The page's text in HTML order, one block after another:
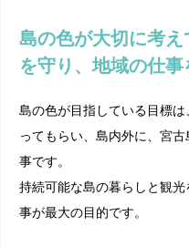
島の色が大切に考
を守り、地域の仕事
島の色が目指している目標
ってもらい、島内外に、宮
事です。
持続可能な島の暮らしと観
事が最大の目的です。